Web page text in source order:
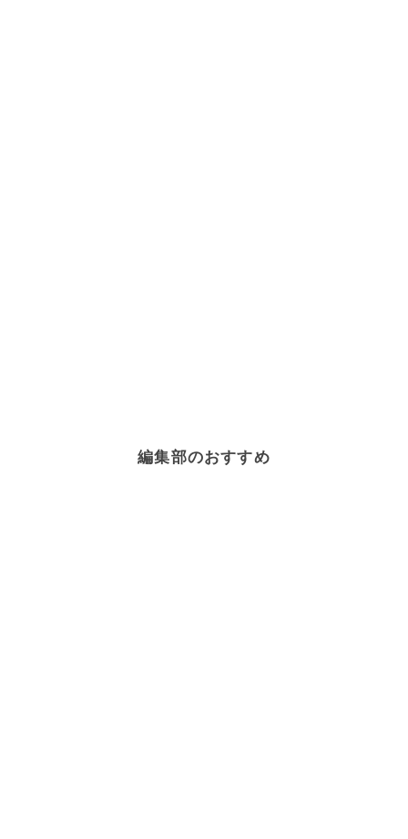
編集部のおすすめ